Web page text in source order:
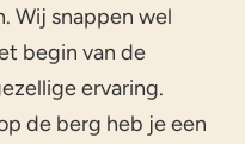
Wij snappen wel
begin van de
ervaring.
de berg heb je een